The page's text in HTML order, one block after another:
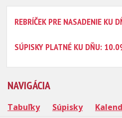
REBRÍČEK PRE NASADENIE KU
SÚPISKY PLATNÉ KU DŇU:
NAVIGÁCIA
Tabuľky Súpisky